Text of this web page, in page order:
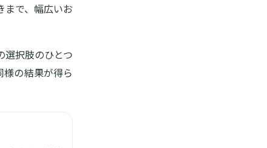
まで、幅広いお
選択肢のひとつ
様の結果が得ら